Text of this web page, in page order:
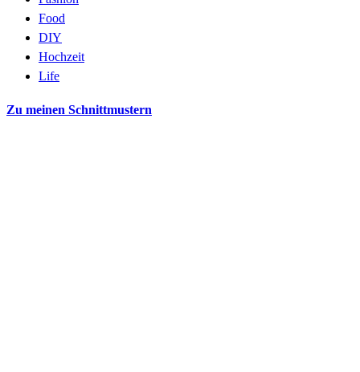
Food
DIY
Hochzeit
Life
Zu meinen Schnittmustern